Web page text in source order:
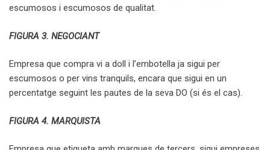
escumosos i escumosos de qualitat.
FIGURA 3. NEGOCIANT
Empresa que compra vi a doll i l’embotella ja sigui per
escumosos o per vins tranquils, encara que sigui en un
percentatge seguint les pautes de la seva DO (si és el cas).
FIGURA 4. MARQUISTA